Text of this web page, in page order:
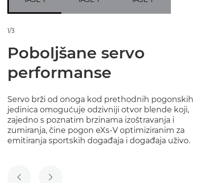
1/3
Poboljšane servo
performanse
Servo brži od onoga kod prethodnih pogonskih
jedinica omogućuje odzivniji otvor blende koji,
zajedno s poznatim brzinama izoštravanja i
zumiranja, čine pogon eXs-V optimiziranim za
emitiranja sportskih događaja i događaja uživo.